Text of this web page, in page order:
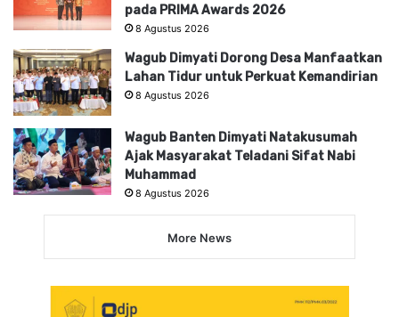
pada PRIMA Awards 2026
8 Agustus 2026
Wagub Dimyati Dorong Desa Manfaatkan
Lahan Tidur untuk Perkuat Kemandirian
8 Agustus 2026
Wagub Banten Dimyati Natakusumah
Ajak Masyarakat Teladani Sifat Nabi
Muhammad
8 Agustus 2026
More News